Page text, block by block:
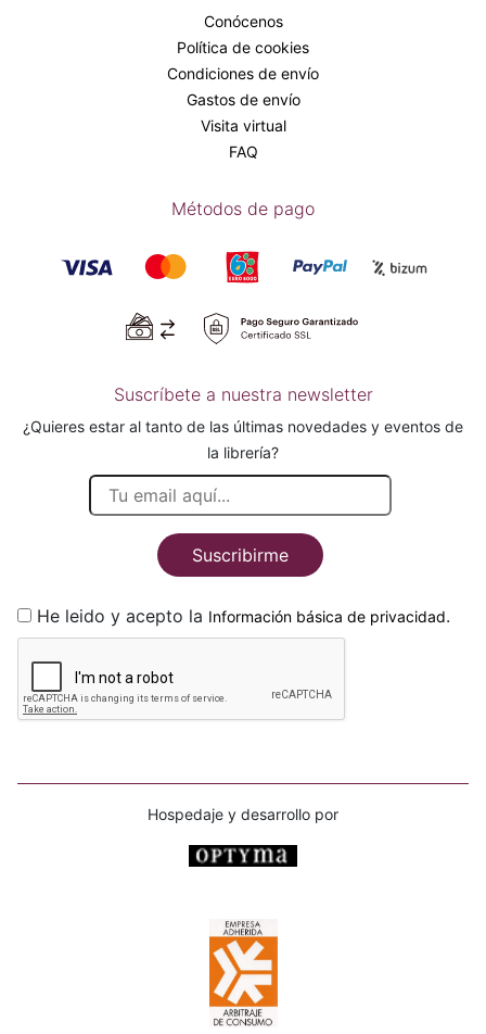
Conócenos
Política de cookies
Condiciones de envío
Gastos de envío
Visita virtual
FAQ
Métodos de pago
Suscríbete a nuestra newsletter
¿Quieres estar al tanto de las últimas novedades y eventos de
la librería?
Suscribirme
He leido y acepto la Información básica de privacidad.
Hospedaje y desarrollo por